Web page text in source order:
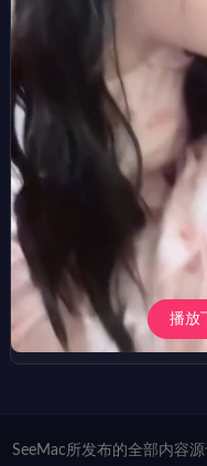
播放
SeeMac所发布的全部内容